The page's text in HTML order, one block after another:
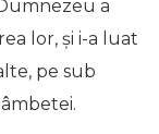
a
lor, şi i-a luat
pe sub